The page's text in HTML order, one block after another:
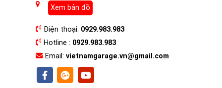
thống giải trí, đèn chiếu sáng, tay lái, các hộp để đồ,
ngồi 1 chiếc xe có trị giá khoảng 500 triệu và ngồi 1
thất ô tô thường được sản xuất với nhiều loại vật liệu
Dán PPF nội thất ô tô là gì?
Dán PPF nội thất ô tô là dán các miếng phim PPF
Xem bản đồ
Điện thoại: 0929.983.983
Hotline : 0929.983.983
Email: vietnamgarage.vn@gmail.com